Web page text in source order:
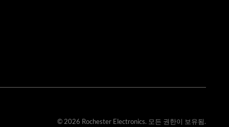
© 2026 Rochester Electronics. 모든 권한이 보유됨.